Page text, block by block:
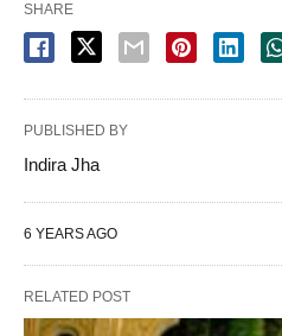
SHARE
PUBLISHED BY
Indira Jha
6 YEARS AGO
RELATED POST